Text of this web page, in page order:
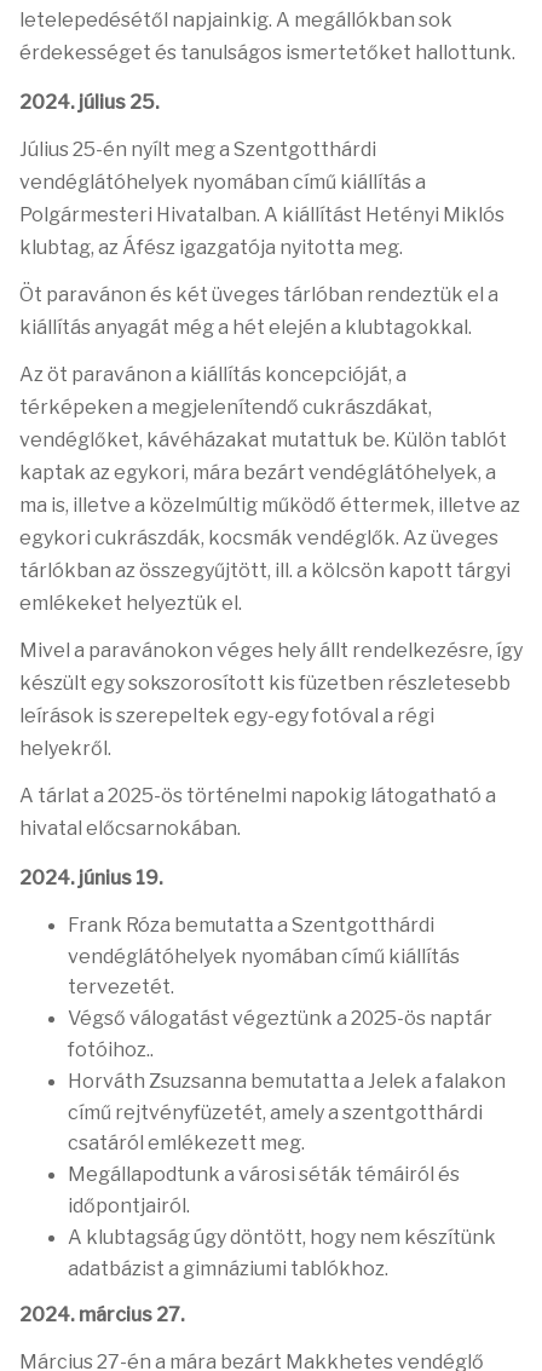
letelepedésétől napjainkig. A megállókban sok
érdekességet és tanulságos ismertetőket hallottunk.
2024. július 25.
Július 25-én nyílt meg a Szentgotthárdi
vendéglátóhelyek nyomában című kiállítás a
Polgármesteri Hivatalban. A kiállítást Hetényi Miklós
klubtag, az Áfész igazgatója nyitotta meg.
Öt paravánon és két üveges tárlóban rendeztük el a
kiállítás anyagát még a hét elején a klubtagokkal.
Az öt paravánon a kiállítás koncepcióját, a
térképeken a megjelenítendő cukrászdákat,
vendéglőket, kávéházakat mutattuk be. Külön tablót
kaptak az egykori, mára bezárt vendéglátóhelyek, a
ma is, illetve a közelmúltig működő éttermek, illetve az
egykori cukrászdák, kocsmák vendéglők. Az üveges
tárlókban az összegyűjtött, ill. a kölcsön kapott tárgyi
emlékeket helyeztük el.
Mivel a paravánokon véges hely állt rendelkezésre, így
készült egy sokszorosított kis füzetben részletesebb
leírások is szerepeltek egy-egy fotóval a régi
helyekről.
A tárlat a 2025-ös történelmi napokig látogatható a
hivatal előcsarnokában.
2024. június 19.
Frank Róza bemutatta a Szentgotthárdi
vendéglátóhelyek nyomában című kiállítás
tervezetét.
Végső válogatást végeztünk a 2025-ös naptár
fotóihoz..
Horváth Zsuzsanna bemutatta a Jelek a falakon
című rejtvényfüzetét, amely a szentgotthárdi
csatáról emlékezett meg.
Megállapodtunk a városi séták témáiról és
időpontjairól.
A klubtagság úgy döntött, hogy nem készítünk
adatbázist a gimnáziumi tablókhoz.
2024. március 27.
Március 27-én a mára bezárt Makkhetes vendéglő